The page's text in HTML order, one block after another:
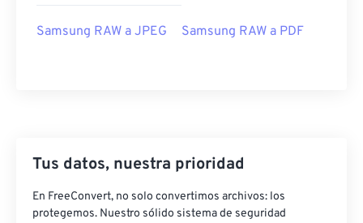
Samsung RAW a JPEG Samsung RAW a PDF
Tus datos, nuestra prioridad
En FreeConvert, no solo convertimos archivos: los
protegemos. Nuestro sólido sistema de seguridad